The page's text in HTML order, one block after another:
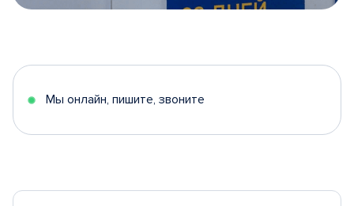
5
Мы онлайн, пишите, звоните